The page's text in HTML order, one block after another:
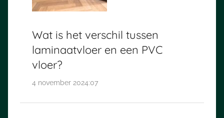
Wat is het verschil tussen
laminaatvloer en een PVC
vloer?
4 november 2024:07